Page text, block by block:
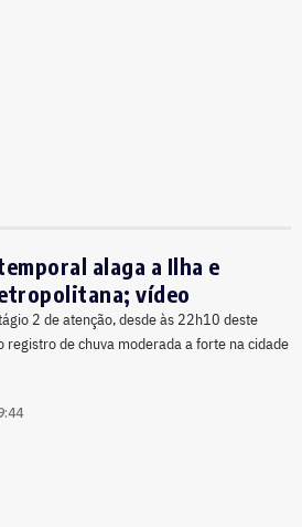
alaga a Ilha e
vídeo
2 de atenção, desde às 22h10 deste
registro de chuva moderada a forte na cidade